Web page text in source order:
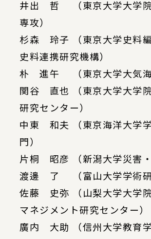
井出 哲 （東京大学大学院
専攻）
杉森 玲子 （東京大学史料
史料連携研究機構）
朴 進午 （東京大学大気海
関谷 直也 （東京大学大学
研究センター）
中東 和夫 （東京海洋大学
門）
片桐 昭彦 （新潟大学災害
渡邊 了 （富山大学学術研
佐藤 史弥 （山梨大学大学
マネジメント研究センター）
廣内 大助 （信州大学教育学